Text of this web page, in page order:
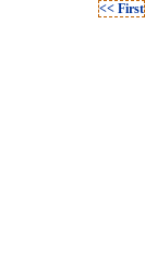
<< First